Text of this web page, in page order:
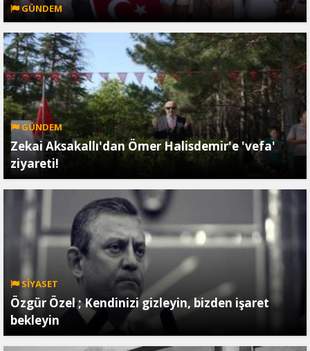
GÜNDEM
GÜNDEM
Zekai Aksakallı'dan Ömer Halisdemir'e 'vefa'
ziyareti!
SİYASET
Özgür Özel ; Kendinizi gizleyin, bizden işaret
bekleyin